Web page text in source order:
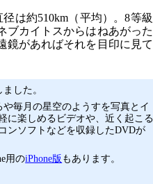
は約510km（平均）。8等級
ブカイトスからはねあがっ
鏡があればそれを目印に見
した。
や毎月の星空のようすを写真とイ
に楽しめるビデオや、近く起こる
ンソフトなどを収録したDVDが
用のiPhone版もあります。